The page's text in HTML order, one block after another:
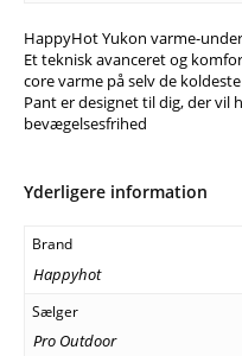
HappyHot Yukon varme-
Et teknisk avanceret og
core varme på selv de
Pant er designet til dig, der
bevægelsesfrihed
Yderligere information
Brand
Happyhot
Sælger
Pro Outdoor